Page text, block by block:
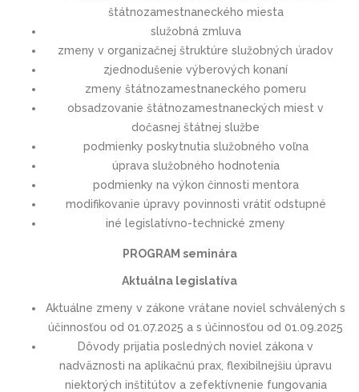
štátnozamestnaneckého miesta
služobná zmluva
zmeny v organizačnej štruktúre služobných úradov
zjednodušenie výberových konaní
zmeny štátnozamestnaneckého pomeru
obsadzovanie štátnozamestnaneckých miest v
dočasnej štátnej službe
podmienky poskytnutia služobného voľna
úprava služobného hodnotenia
podmienky na výkon činnosti mentora
modifikovanie úpravy povinnosti vrátiť odstupné
iné legislatívno-technické zmeny
PROGRAM seminára
Aktuálna legislatíva
Aktuálne zmeny v zákone vrátane noviel schválených s
účinnosťou od 01.07.2025 a s účinnosťou od 01.09.2025
Dôvody prijatia posledných noviel zákona v
nadväznosti na aplikačnú prax, flexibilnejšiu úpravu
niektorých inštitútov a zefektívnenie fungovania